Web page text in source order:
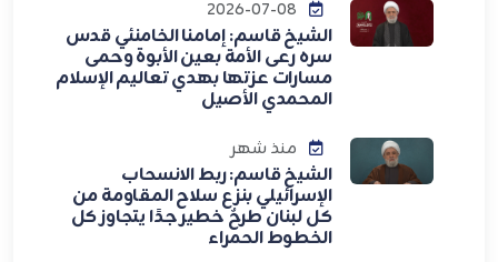
الشيخ قاسم: إمامنا الخامنئي قدس
سره رعى الأمة بعين الأبوة وحمى
مسارات عزتها بهدي تعاليم الإسلام
المحمدي الأصيل
منذ شهر
الشيخ قاسم: ربط الانسحاب
الإسرائيلي بنزع سلاح المقاومة من
كل لبنان طرحٌ خطير جدًا يتجاوز كل
الخطوط الحمراء